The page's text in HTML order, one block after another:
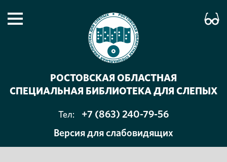
РОСТОВСКАЯ ОБЛАСТНАЯ
СПЕЦИАЛЬНАЯ БИБЛИОТЕКА ДЛЯ СЛЕПЫХ
Тел:
+7 (863) 240-79-56
Версия для слабовидящих